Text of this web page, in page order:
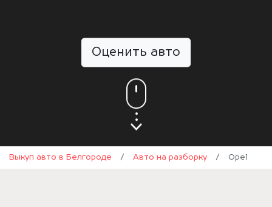
Оценить авто
Выкуп авто в Белгороде / Авто на разборку / Opel